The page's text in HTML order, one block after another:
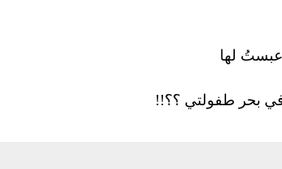
عبستُ لها
في بحر طفولتي ؟؟!!